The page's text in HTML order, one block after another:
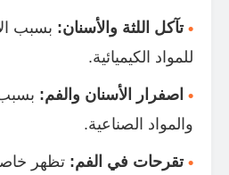
تآكل اللثة والأسنان: بسبب
للمواد الكيميائية.
اصفرار الأسنان والفم:
والمواد الصناعية.
تقرحات في الفم: تظهر